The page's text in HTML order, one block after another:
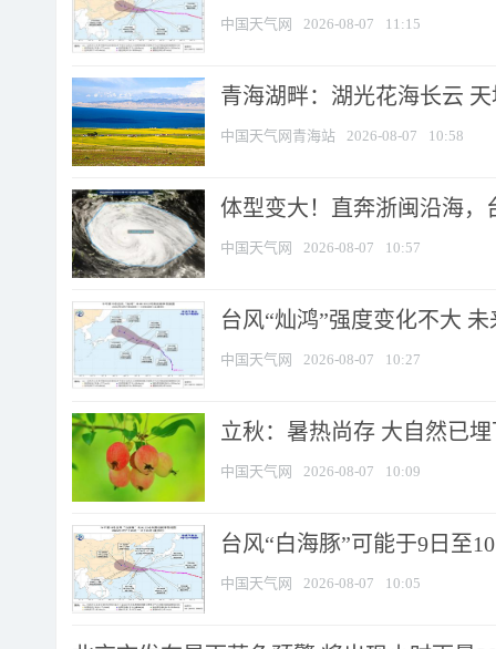
中国天气网 2026-08-07 11:15
青海湖畔：湖光花海长云
中国天气网青海站 2026-08-07 10:58
体型变大！直奔浙闽沿海，
中国天气网 2026-08-07 10:57
台风“灿鸿”强度变化不大
中国天气网 2026-08-07 10:27
立秋：暑热尚存 大自然已
中国天气网 2026-08-07 10:09
台风“白海豚”可能于9日至
中国天气网 2026-08-07 10:05